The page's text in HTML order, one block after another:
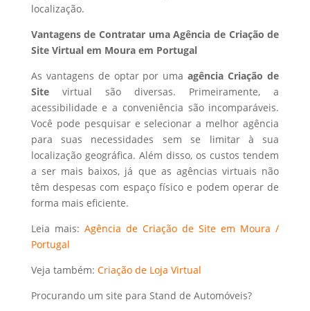
localização.
Vantagens de Contratar uma Agência de Criação de
Site Virtual em Moura em Portugal
As vantagens de optar por umaagência Criação de
Sitevirtual são diversas. Primeiramente, a
acessibilidade e a conveniência são incomparáveis.
Você pode pesquisar e selecionar a melhor agência
para suas necessidades sem se limitar à sua
localização geográfica. Além disso, os custos tendem
a ser mais baixos, já que as agências virtuais não
têm despesas com espaço físico e podem operar de
forma mais eficiente.
Leia mais: Agência de Criação de Site em Moura /
Portugal
Veja também: Criação de Loja Virtual
Procurando um site para Stand de Automóveis?